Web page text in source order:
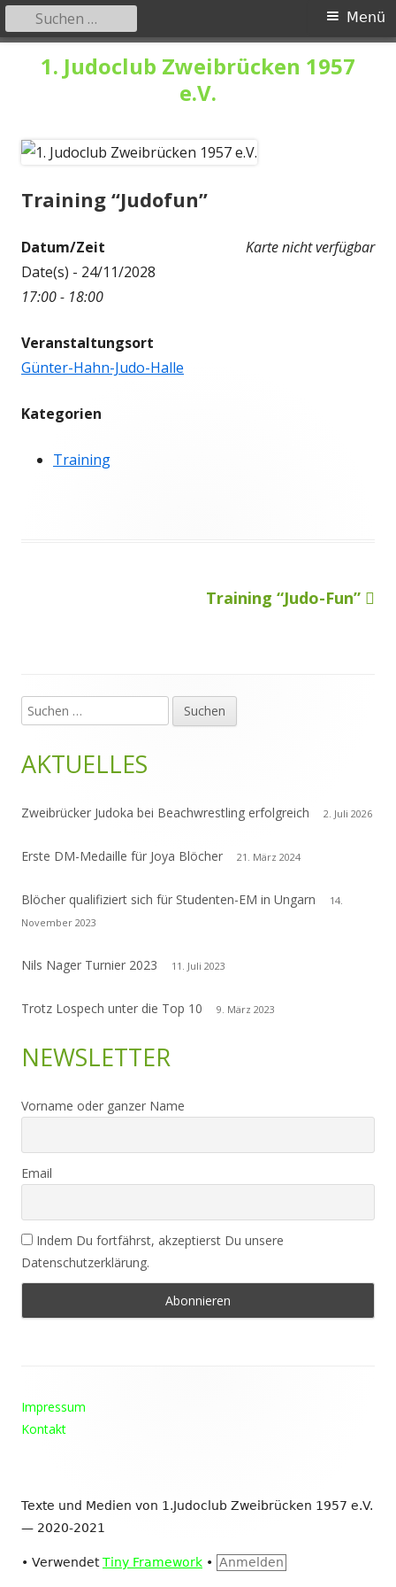
1. Judoclub Zweibrücken 1957
e.V.
Primäres
Menü
Menü
Suchen
nach:
Training “Judofun”
Karte nicht verfügbar
Datum/Zeit
Date(s) - 24/11/2028
17:00 - 18:00
Veranstaltungsort
Günter-Hahn-Judo-Halle
Kategorien
Training
BeitragsnavigationNächster
Training “Judo-Fun”
Haupt-
Seitenleiste
Suchen
nach:
AKTUELLES
Zweibrücker Judoka bei Beachwrestling erfolgreich 2. Juli 2026
Erste DM-Medaille für Joya Blöcher 21. März 2024
Blöcher qualifiziert sich für Studenten-EM in Ungarn
14.
November 2023
Nils Nager Turnier 2023 11. Juli 2023
Trotz Lospech unter die Top 10 9. März 2023
NEWSLETTER
Vorname oder ganzer Name
Email
Indem Du fortfährst, akzeptierst Du unsere
Datenschutzerklärung.
Inhalt
Impressum
Kontakt
Texte und Medien von 1.Judoclub Zweibrücken 1957 e.V.
— 2020-2021
• VerwendetTiny Framework • Anmelden